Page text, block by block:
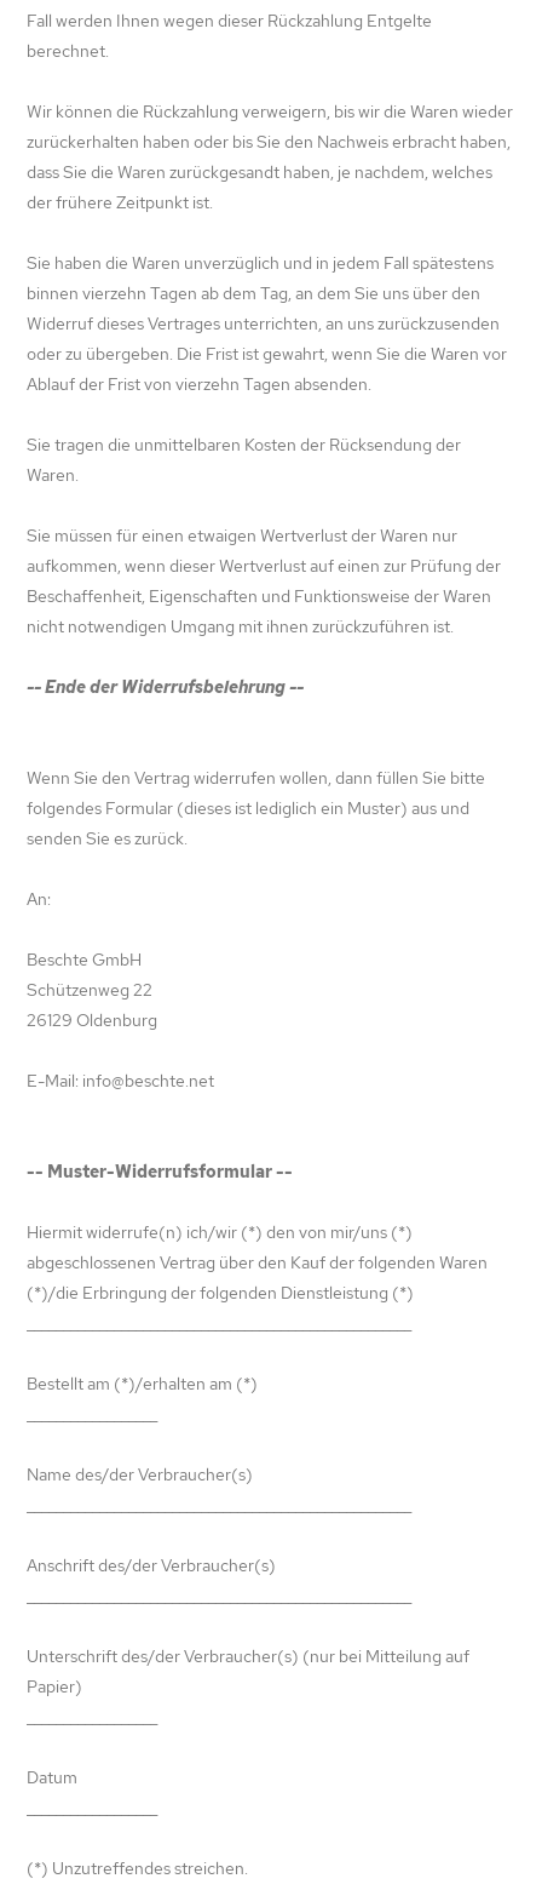
Fall werden Ihnen wegen dieser Rückzahlung Entgelte
berechnet.
Wir können die Rückzahlung verweigern, bis wir die Waren wieder
zurückerhalten haben oder bis Sie den Nachweis erbracht haben,
dass Sie die Waren zurückgesandt haben, je nachdem, welches
der frühere Zeitpunkt ist.
Sie haben die Waren unverzüglich und in jedem Fall spätestens
binnen vierzehn Tagen ab dem Tag, an dem Sie uns über den
Widerruf dieses Vertrages unterrichten, an uns zurückzusenden
oder zu übergeben. Die Frist ist gewahrt, wenn Sie die Waren vor
Ablauf der Frist von vierzehn Tagen absenden.
Sie tragen die unmittelbaren Kosten der Rücksendung der
Waren.
Sie müssen für einen etwaigen Wertverlust der Waren nur
aufkommen, wenn dieser Wertverlust auf einen zur Prüfung der
Beschaffenheit, Eigenschaften und Funktionsweise der Waren
nicht notwendigen Umgang mit ihnen zurückzuführen ist.
-- Ende der Widerrufsbelehrung --
Wenn Sie den Vertrag widerrufen wollen, dann füllen Sie bitte
folgendes Formular (dieses ist lediglich ein Muster) aus und
senden Sie es zurück.
An:
Beschte GmbH
Schützenweg 22
26129 Oldenburg
E-Mail: info@beschte.net
-- Muster-Widerrufsformular --
Hiermit widerrufe(n) ich/wir (*) den von mir/uns (*)
abgeschlossenen Vertrag über den Kauf der folgenden Waren
(*)/die Erbringung der folgenden Dienstleistung (*)
Bestellt am (*)/erhalten am (*)
Name des/der Verbraucher(s)
Anschrift des/der Verbraucher(s)
Unterschrift des/der Verbraucher(s) (nur bei Mitteilung auf
Papier)
Datum
(*) Unzutreffendes streichen.